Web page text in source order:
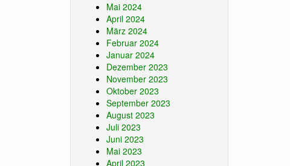
Mai 2024
April 2024
März 2024
Februar 2024
Januar 2024
Dezember 2023
November 2023
Oktober 2023
September 2023
August 2023
Juli 2023
Juni 2023
Mai 2023
April 2023